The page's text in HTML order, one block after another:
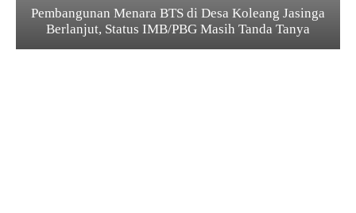
Pembangunan Menara BTS di Desa Koleang Jasinga
Berlanjut, Status IMB/PBG Masih Tanda Tanya